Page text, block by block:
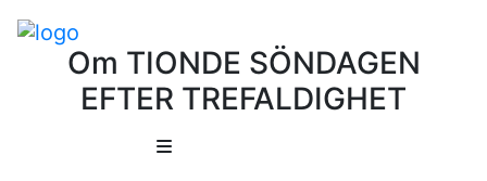
Om TIONDE SÖNDAGEN
EFTER TREFALDIGHET